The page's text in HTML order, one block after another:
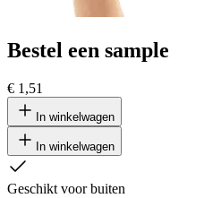
Bestel een sample
€ 1,51
In winkelwagen
In winkelwagen
Geschikt voor buiten